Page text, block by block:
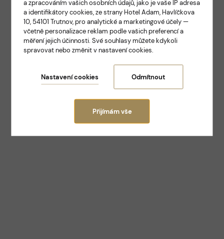
ELEGANCE A TRADICE V SAMOTNÉM SRDCI
TRUTNOVA
Hotel Adam
Trutnov
a zpracováním vašich osobních údajů, jako je vaše IP adresa
a identifikátory cookies, ze strany Hotel Adam, Havlíčkova
10, 54101 Trutnov, pro analytické a marketingové účely —
včetně personalizace reklam podle vašich preferencí a
měření jejich účinnosti. Své souhlasy můžete kdykoli
spravovat nebo změnit v nastavení cookies.
Nastavení cookies Odmítnout
Přijímám vše